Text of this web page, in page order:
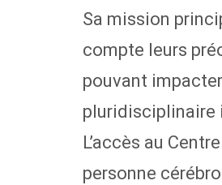
Sa mission
compte leurs
pouvant
pluridisciplinaire
L’accès au
personne